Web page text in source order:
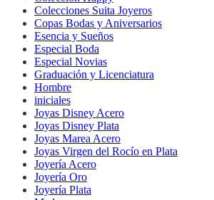
Colecciones Suita Joyeros
Copas Bodas y Aniversarios
Esencia y Sueños
Especial Boda
Especial Novias
Graduación y Licenciatura
Hombre
iniciales
Joyas Disney Acero
Joyas Disney Plata
Joyas Marea Acero
Joyas Virgen del Rocío en Plata
Joyería Acero
Joyería Oro
Joyería Plata